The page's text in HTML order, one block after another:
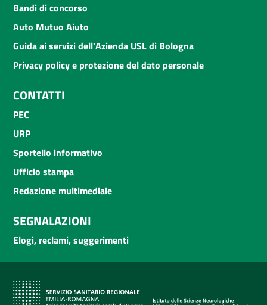
Bandi di concorso
Auto Mutuo Aiuto
Guida ai servizi dell'Azienda USL di Bologna
Privacy policy e protezione del dato personale
CONTATTI
PEC
URP
Sportello informativo
Ufficio stampa
Redazione multimediale
SEGNALAZIONI
Elogi, reclami, suggerimenti